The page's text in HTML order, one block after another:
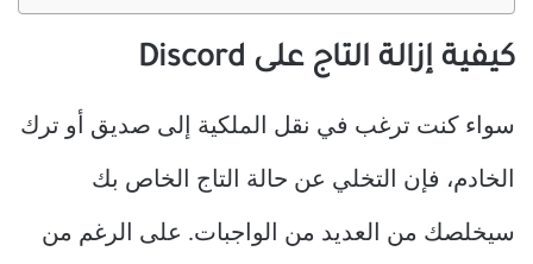
كيفية إزالة التاج على Discord
سواء كنت ترغب في نقل الملكية إلى صديق أو ترك
الخادم، فإن التخلي عن حالة التاج الخاص بك
سيخلصك من العديد من الواجبات. على الرغم من